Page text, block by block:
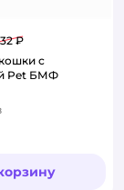
₽
с
Pet БМФ